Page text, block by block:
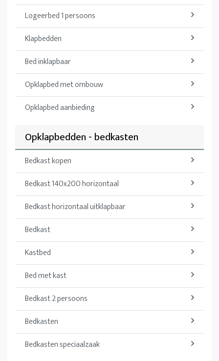
Logeerbed 1 persoons
Klapbedden
Bed inklapbaar
Opklapbed met ombouw
Opklapbed aanbieding
Opklapbedden - bedkasten
Bedkast kopen
Bedkast 140x200 horizontaal
Bedkast horizontaal uitklapbaar
Bedkast
Kastbed
Bed met kast
Bedkast 2 persoons
Bedkasten
Bedkasten speciaalzaak